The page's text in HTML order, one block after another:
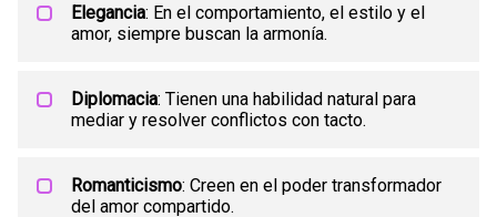
Elegancia: En el comportamiento, el estilo y el
amor, siempre buscan la armonía.
Diplomacia: Tienen una habilidad natural para
mediar y resolver conflictos con tacto.
Romanticismo: Creen en el poder transformador
del amor compartido.